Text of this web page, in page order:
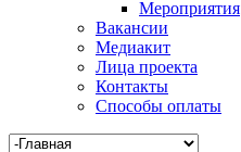
Мероприятия
Вакансии
Медиакит
Лица проекта
Контакты
Способы оплаты